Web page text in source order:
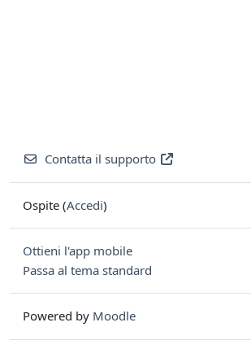
Contatta il supporto
Ospite (Accedi)
Ottieni l'app mobile
Passa al tema standard
Powered by Moodle